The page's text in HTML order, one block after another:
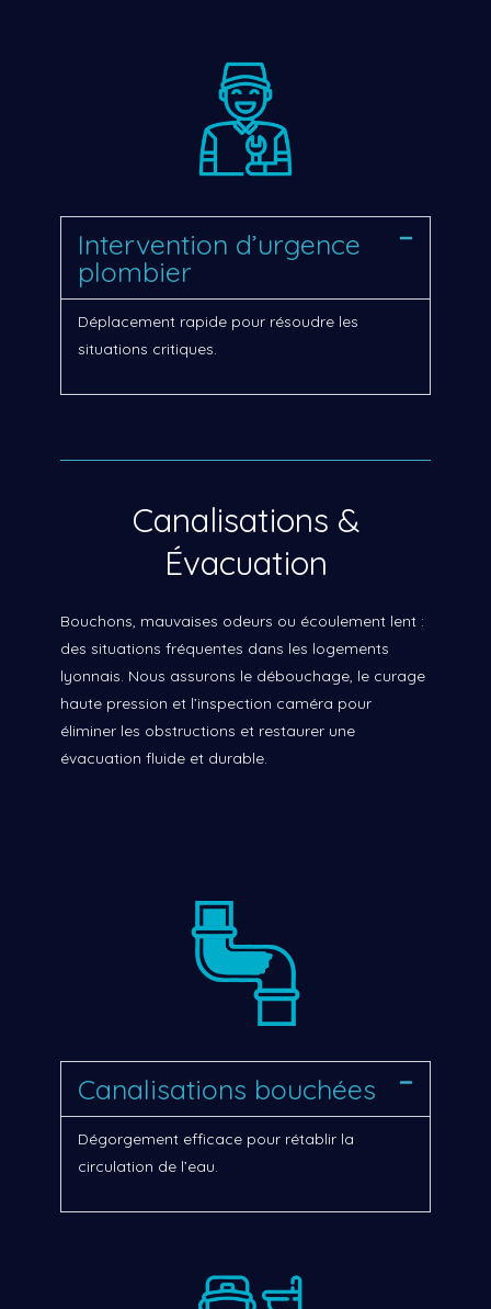
Intervention d’urgence
plombier
Déplacement rapide pour résoudre les
situations critiques.
Canalisations &
Évacuation
Bouchons, mauvaises odeurs ou écoulement lent :
des situations fréquentes dans les logements
lyonnais. Nous assurons le débouchage, le curage
haute pression et l’inspection caméra pour
éliminer les obstructions et restaurer une
évacuation fluide et durable.
Canalisations bouchées
Dégorgement efficace pour rétablir la
circulation de l’eau.